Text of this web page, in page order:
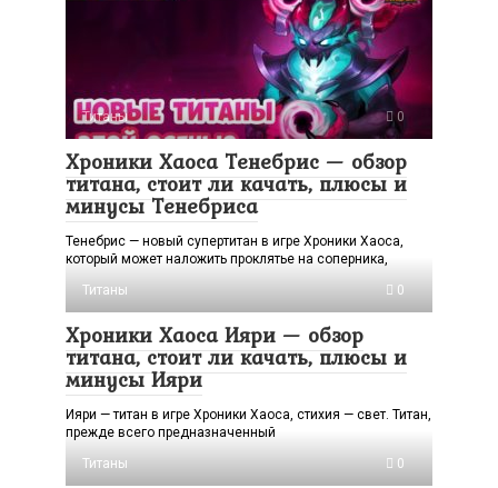
Титаны 0
Хроники Хаоса Тенебрис — обзор
титана, стоит ли качать, плюсы и
минусы Тенебриса
Тенебрис — новый супертитан в игре Хроники Хаоса,
который может наложить проклятье на соперника,
Титаны
0
Хроники Хаоса Ияри — обзор
титана, стоит ли качать, плюсы и
минусы Ияри
Ияри — титан в игре Хроники Хаоса, стихия — свет. Титан,
прежде всего предназначенный
Титаны
0